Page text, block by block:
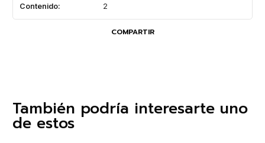
Contenido: 2
COMPARTIR
También podría interesarte uno
de estos